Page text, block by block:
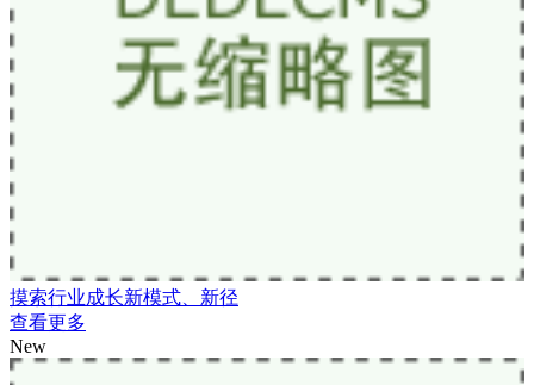
摸索行业成长新模式、新径
查看更多
New